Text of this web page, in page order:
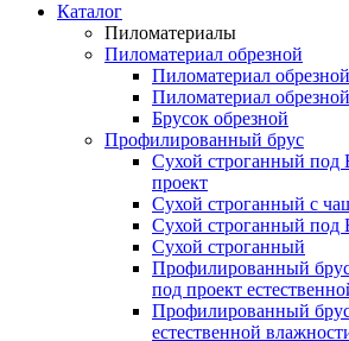
Каталог
Пиломатериалы
Пиломатериал обрезной
Пиломатериал
Пиломатериал
Брусок обрезной
Профилированный брус
Сухой строганный под
проект
Сухой строганный с
Сухой строганный под
Сухой строганный
Профилированный
под проект
Профилированный
естественной